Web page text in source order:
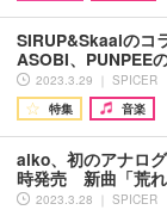
SIRUP&Skaaiのコ
ASOBI、PUNPEE
2023.3.29 ｜ SPICER
特集
音楽
aiko、初のアナロ
時発売 新曲「荒
2023.3.28 ｜ SPICER